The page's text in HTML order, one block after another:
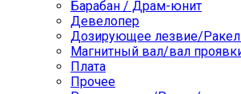
Барабан / Драм-юнит
Девелопер
Дозирующее лезвие/
Магнитный вал/вал
Плата
Прочее